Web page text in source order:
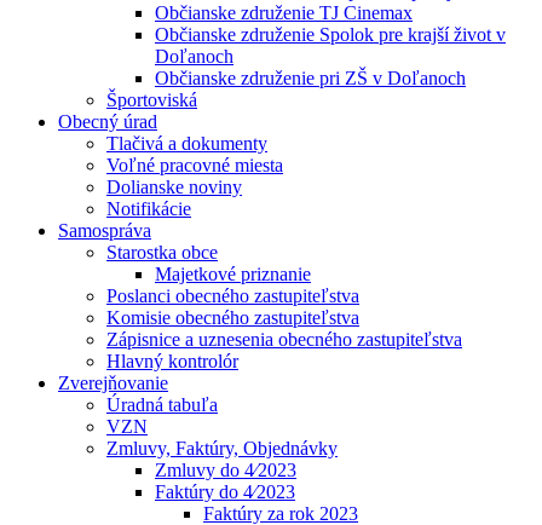
Občianske združenie TJ Cinemax
Občianske združenie Spolok pre krajší život v
Doľanoch
Občianske združenie pri ZŠ v Doľanoch
Športoviská
Obecný úrad
Tlačivá a dokumenty
Voľné pracovné miesta
Dolianske noviny
Notifikácie
Samospráva
Starostka obce
Majetkové priznanie
Poslanci obecného zastupiteľstva
Komisie obecného zastupiteľstva
Zápisnice a uznesenia obecného zastupiteľstva
Hlavný kontrolór
Zverejňovanie
Úradná tabuľa
VZN
Zmluvy, Faktúry, Objednávky
Zmluvy do 4⁄2023
Faktúry do 4⁄2023
Faktúry za rok 2023